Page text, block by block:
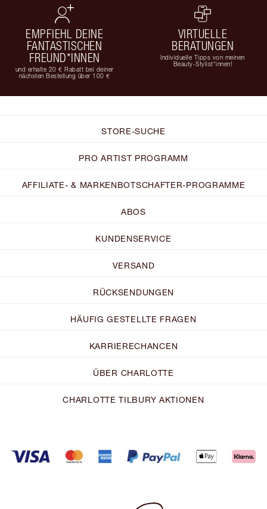
EMPFIEHL DEINE
FANTASTISCHEN
FREUND*INNEN
und erhalte 20 € Rabatt bei deiner
nächsten Bestellung über 100 €
VIRTUELLE
BERATUNGEN
Individuelle Tipps von meinen
Beauty-Stylist*innen!
STORE-SUCHE
PRO ARTIST PROGRAMM
AFFILIATE- & MARKENBOTSCHAFTER-PROGRAMME
ABOS
KUNDENSERVICE
VERSAND
RÜCKSENDUNGEN
HÄUFIG GESTELLTE FRAGEN
KARRIERECHANCEN
ÜBER CHARLOTTE
CHARLOTTE TILBURY AKTIONEN